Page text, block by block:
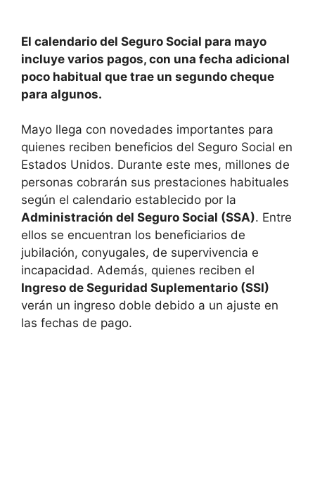
El calendario del Seguro Social para mayo
incluye varios pagos, con una fecha adicional
poco habitual que trae un segundo cheque
para algunos.
Mayo llega con novedades importantes para
quienes reciben beneficios del Seguro Social en
Estados Unidos. Durante este mes, millones de
personas cobrarán sus prestaciones habituales
según el calendario establecido por la
Administración del Seguro Social (SSA). Entre
ellos se encuentran los beneficiarios de
jubilación, conyugales, de supervivencia e
incapacidad. Además, quienes reciben el
Ingreso de Seguridad Suplementario (SSI)
verán un ingreso doble debido a un ajuste en
las fechas de pago.